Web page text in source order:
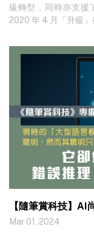
級轉型，同時亦支援
2020 年 4 月「升級
【隨筆賞科技】AI
Mar 01, 2024